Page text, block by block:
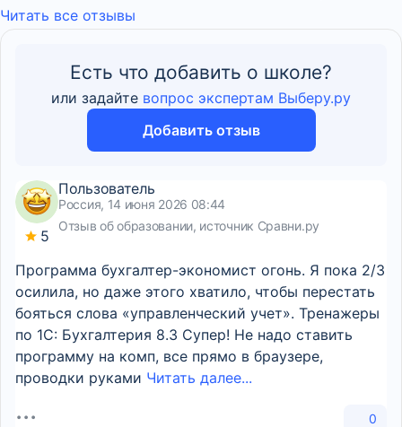
Читать все отзывы
Есть что добавить о школе?
или задайте вопрос экспертам Выберу.ру
Добавить отзыв
5
Пользователь
Россия, 14 июня 2026 08:44
Отзыв об образовании, источник Сравни.ру
Программа бухгалтер-экономист огонь. Я пока 2/3
осилила, но даже этого хватило, чтобы перестать
бояться слова «управленческий учет». Тренажеры
по 1С: Бухгалтерия 8.3 Супер! Не надо ставить
программу на комп, все прямо в браузере,
проводки руками Читать далее...
0